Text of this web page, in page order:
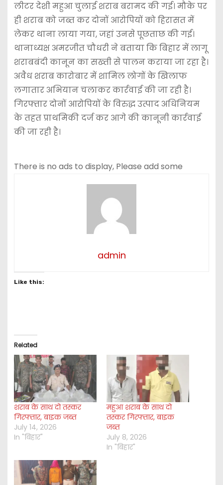
लीटर देशी महुआ चुलाई शराब बरामद की गई। मौके पर
ही शराब को जब्त कर दोनों आरोपियों को हिरासत में
लेकर थाना लाया गया, जहां उनसे पूछताछ की गई।
थानाध्यक्ष अमरजीत चौधरी ने बताया कि बिहार में लागू
शराबबंदी कानून का सख्ती से पालन कराया जा रहा है।
अवैध शराब कारोबार में शामिल लोगों के खिलाफ
लगातार अभियान चलाकर कार्रवाई की जा रही है।
गिरफ्तार दोनों आरोपियों के विरुद्ध उत्पाद अधिनियम
के तहत प्राथमिकी दर्ज कर आगे की कानूनी कार्रवाई
की जा रही है।
There is no ads to display, Please add some
admin
Like this:
Related
शराब के साथ दो तस्कर
गिरफ्तार, बाइक जब्त
July 14, 2026
In "बिहार"
महुआ शराब के साथ दो
तस्कर गिरफ्तार, बाइक
जब्त
July 8, 2026
In "बिहार"